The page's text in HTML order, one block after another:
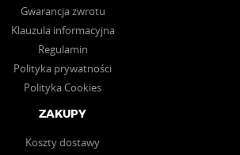
Gwarancja zwrotu
Klauzula informacyjna
Regulamin
Polityka prywatności
Polityka Cookies
ZAKUPY
Koszty dostawy